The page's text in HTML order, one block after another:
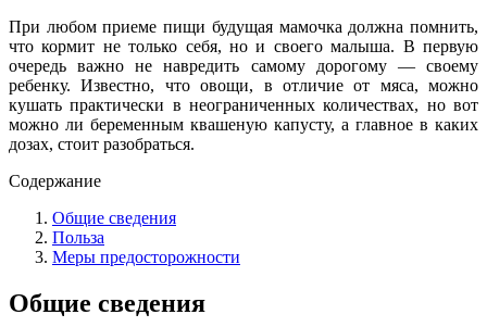
При любом приеме пищи будущая мамочка должна помнить,
что кормит не только себя, но и своего малыша. В первую
очередь важно не навредить самому дорогому — своему
ребенку. Известно, что овощи, в отличие от мяса, можно
кушать практически в неограниченных количествах, но вот
можно ли беременным квашеную капусту, а главное в каких
дозах, стоит разобраться.
Содержание
Общие сведения
Польза
Меры предосторожности
Общие сведения